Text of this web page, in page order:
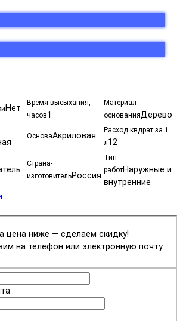
Нет
Время высыхания,
часов1
Материал
основанияДерево
ОсноваАкриловая
Расход квдрат за 1
л12
Страна-
изготовительРоссия
Тип
работНаружные и
внутренние
цена ниже — сделаем скидку!
на телефон или электронную почту.